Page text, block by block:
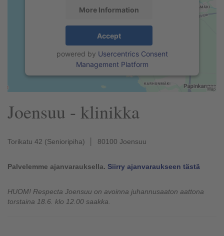
More Information
Accept
powered by Usercentrics Consent
Management Platform
Joensuu - klinikka
Torikatu 42 (Senioripiha) │ 80100 Joensuu
Palvelemme ajanvarauksella. Siirry ajanvaraukseen tästä
HUOM! Respecta Joensuu on avoinna juhannusaaton aattona
torstaina 18.6. klo 12.00 saakka.